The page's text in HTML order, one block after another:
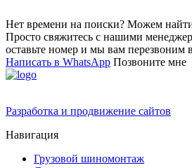
Нет времени на поиски? Можем
Просто свяжитесь с нашими
оставьте номер и мы вам перезвоним
Написать в WhatsApp Позвоните мне
Разработка и продвижение сайтов
Навигация
Грузовой шиномонтаж